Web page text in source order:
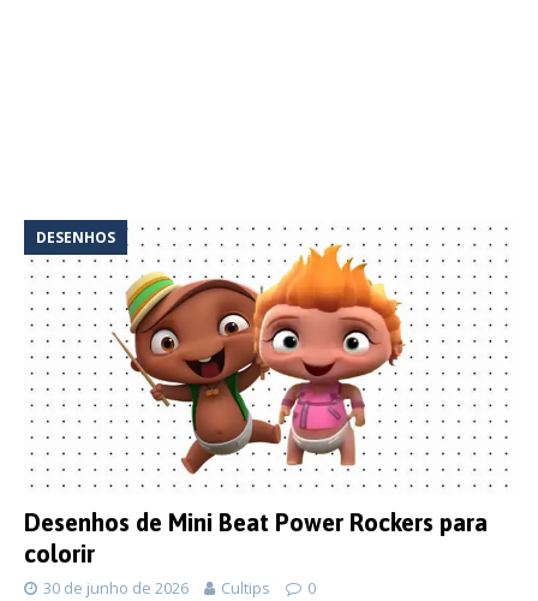
DESENHOS
Desenhos de Mini Beat Power Rockers para
colorir
30 de junho de 2026 Cultips 0